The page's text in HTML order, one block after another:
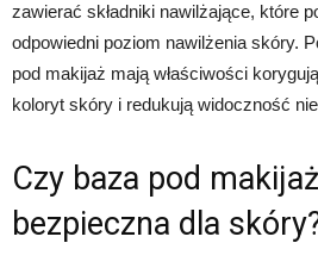
zawierać składniki nawilżające, które
odpowiedni poziom nawilżenia skóry.
pod makijaż mają właściwości
koloryt skóry i redukują widoczność
Czy baza pod
bezpieczna dla